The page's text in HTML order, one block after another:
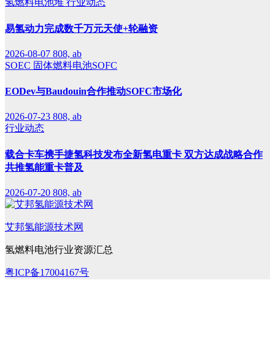
氢燃料电池堆 行业动态
易氢动力完成数千万元天使+轮融资
2026-08-07 808, ab
SOEC 固体燃料电池SOFC
EODev与Baudouin合作推动SOFC市场化
2026-07-23 808, ab
行业动态
载合卡车携手捷氢科技发布全新氢电重卡 双方达成战略合作
共推氢能重卡普及
2026-07-20 808, ab
艾邦氢能源技术网
氢燃料电池行业资源汇总
粤ICP备17004167号